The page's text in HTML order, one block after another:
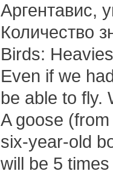
Аргентавис,
Количество
Birds:
Even if we
be able to fly.
A goose
six-year-old
will be 5